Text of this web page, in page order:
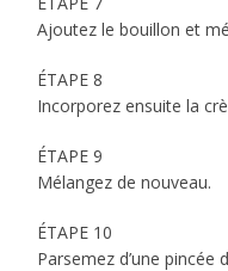
Ajoutez le bouillon et
ÉTAPE 8
Incorporez ensuite la
ÉTAPE 9
Mélangez de nouveau.
ÉTAPE 10
Parsemez d’une